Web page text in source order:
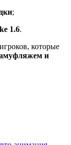
;
1.6.
которые
и